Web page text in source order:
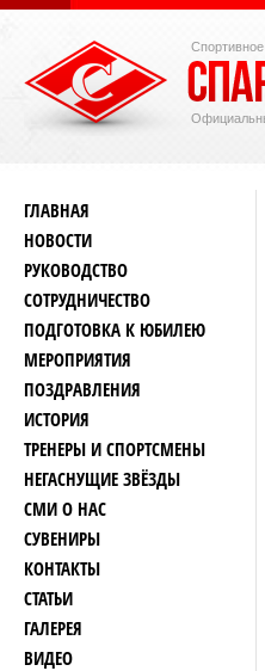
ГЛАВНАЯ
НОВОСТИ
РУКОВОДСТВО
СОТРУДНИЧЕСТВО
ПОДГОТОВКА К ЮБИЛЕЮ
МЕРОПРИЯТИЯ
ПОЗДРАВЛЕНИЯ
ИСТОРИЯ
ТРЕНЕРЫ И СПОРТСМЕНЫ
НЕГАСНУЩИЕ ЗВЁЗДЫ
СМИ О НАС
СУВЕНИРЫ
КОНТАКТЫ
СТАТЬИ
ГАЛЕРЕЯ
ВИДЕО